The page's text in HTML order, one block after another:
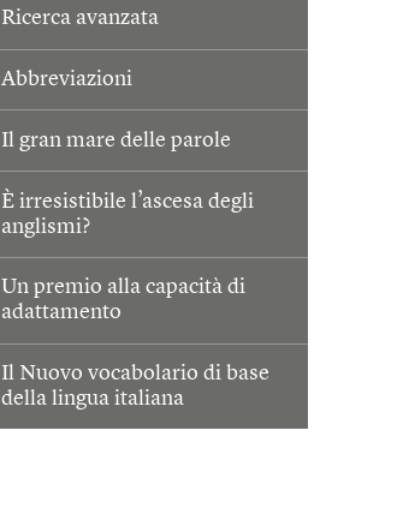
Ricerca avanzata
Abbreviazioni
Il gran mare delle parole
È irresistibile l’ascesa degli
anglismi?
Un premio alla capacità di
adattamento
Il Nuovo vocabolario di base
della lingua italiana